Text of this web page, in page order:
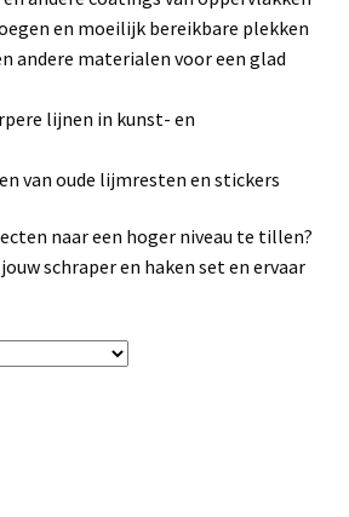
en moeilijk bereikbare plekken
andere materialen voor een glad
lijnen in kunst- en
van oude lijmresten en stickers
naar een hoger niveau te tillen?
schraper en haken set en ervaar